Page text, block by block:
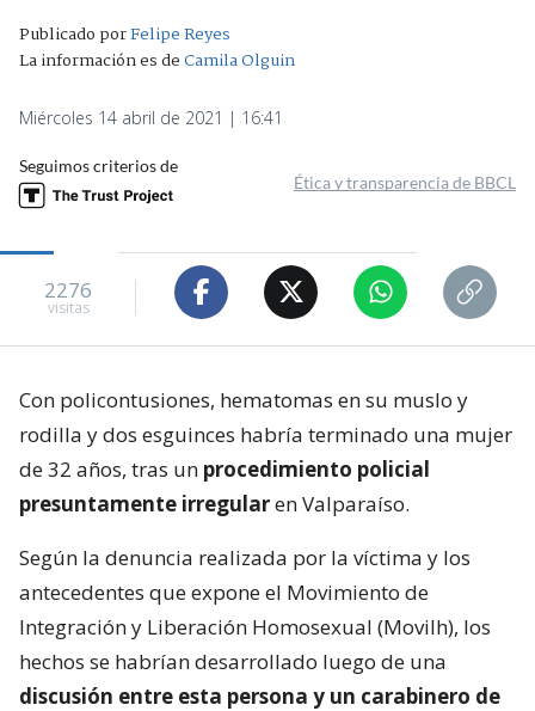
Publicado porFelipe Reyes
La información es deCamila Olguin
Miércoles 14 abril de 2021 | 16:41
Seguimos criterios de
Ética y transparencia de BBCL
2276
visitas
Con policontusiones, hematomas en su muslo y
rodilla y dos esguinces habría terminado una mujer
de 32 años, tras un procedimiento policial
presuntamente irregularen Valparaíso.
Según la denuncia realizada por la víctima y los
antecedentes que expone el Movimiento de
Integración y Liberación Homosexual (Movilh), los
hechos se habrían desarrollado luego de una
discusión entre esta persona y un carabinero de